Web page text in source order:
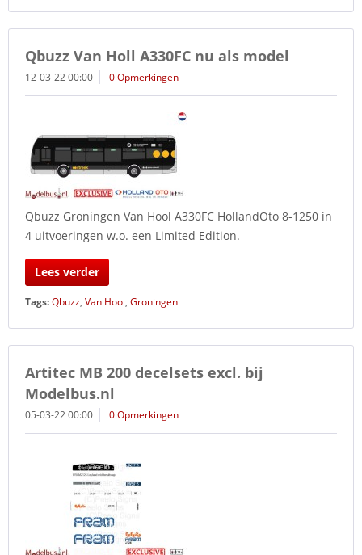
Qbuzz Van Holl A330FC nu als model
12-03-22 00:00 0 Opmerkingen
Qbuzz Groningen Van Hool A330FC HollandOto 8-1250 in
4 uitvoeringen w.o. een Limited Edition.
Lees verder
Tags:Qbuzz, Van Hool, Groningen
Artitec MB 200 decelsets excl. bij
Modelbus.nl
05-03-22 00:00 0 Opmerkingen